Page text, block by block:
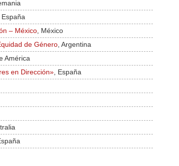
, España
– México , México
de Género , Argentina
América
en Dirección» , España